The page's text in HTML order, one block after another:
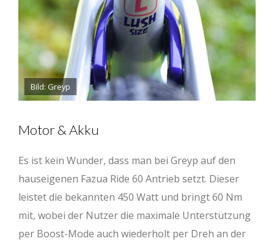
Bild: Greyp
Motor & Akku
Es ist kein Wunder, dass man bei Greyp auf den
hauseigenen Fazua Ride 60 Antrieb setzt. Dieser
leistet die bekannten 450 Watt und bringt 60 Nm
mit, wobei der Nutzer die maximale Unterstützung
per Boost-Mode auch wiederholt per Dreh an der